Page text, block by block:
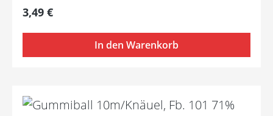
Regulärer Preis:
3,49 €
In den Warenkorb